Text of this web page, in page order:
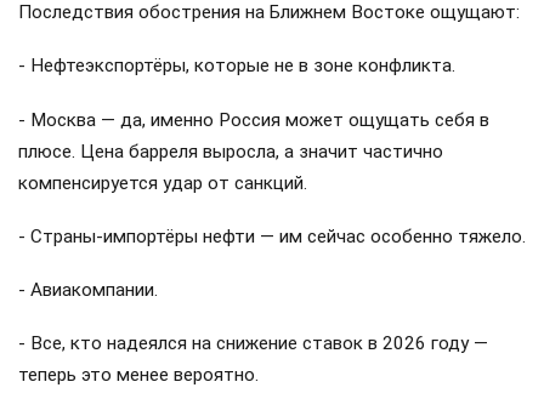
Последствия обострения на Ближнем Востоке ощущают:
- Нефтеэкспортёры, которые не в зоне конфликта.
- Москва — да, именно Россия может ощущать себя в
плюсе. Цена барреля выросла, а значит частично
компенсируется удар от санкций.
- Страны-импортёры нефти — им сейчас особенно тяжело.
- Авиакомпании.
- Все, кто надеялся на снижение ставок в 2026 году —
теперь это менее вероятно.